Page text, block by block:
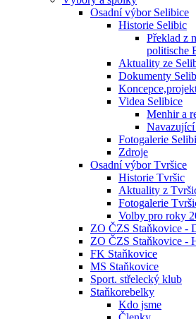
Osadní výbor Selibice
Historie Selibic
Překlad z
politische
Aktuality ze
Dokumenty
Videa Selibice
Menhir a
Fotogalerie
Zdroje
Osadní výbor Tvršice
Historie Tvršic
Aktuality z
Fotogalerie
Volby pro roky
ZO ČZS Staňkovice -
ZO ČZS Staňkovice -
FK Staňkovice
MS Staňkovice
Sport. střelecký klub
Staňkorebelky
Kdo jsme